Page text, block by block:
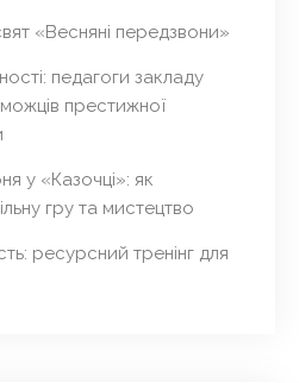
«Весняні передзвони»
педагоги закладу
престижної
у «Казочці»: як
гру та мистецтво
ресурсний тренінг для